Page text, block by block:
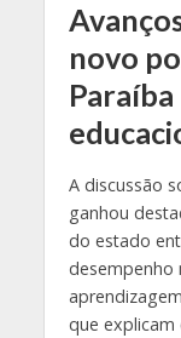
novo
A discussão
ganhou
do estado
desempenho
que explicam